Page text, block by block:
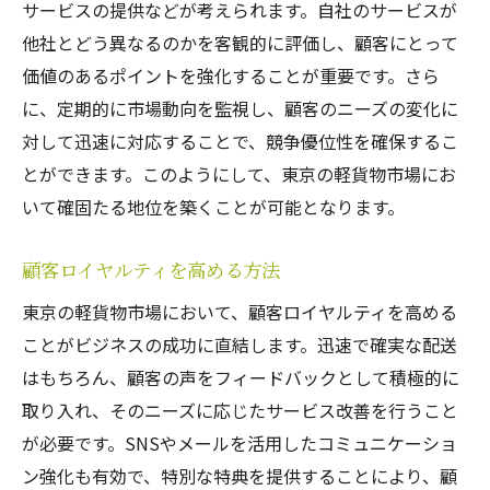
サービスの提供などが考えられます。自社のサービスが
他社とどう異なるのかを客観的に評価し、顧客にとって
価値のあるポイントを強化することが重要です。さら
に、定期的に市場動向を監視し、顧客のニーズの変化に
対して迅速に対応することで、競争優位性を確保するこ
とができます。このようにして、東京の軽貨物市場にお
いて確固たる地位を築くことが可能となります。
顧客ロイヤルティを高める方法
東京の軽貨物市場において、顧客ロイヤルティを高める
ことがビジネスの成功に直結します。迅速で確実な配送
はもちろん、顧客の声をフィードバックとして積極的に
取り入れ、そのニーズに応じたサービス改善を行うこと
が必要です。SNSやメールを活用したコミュニケーショ
ン強化も有効で、特別な特典を提供することにより、顧